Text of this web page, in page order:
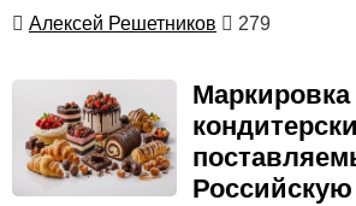
Алексей Решетников
279
Маркировка